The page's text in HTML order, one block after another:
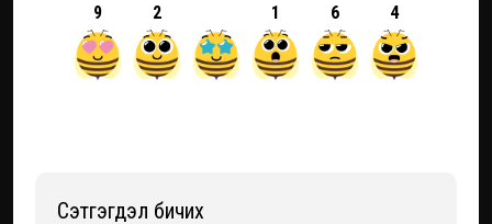
9 2 1 6 4
Сэтгэгдэл бичих